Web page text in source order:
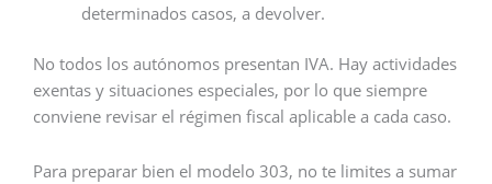
determinados casos, a devolver.
No todos los autónomos presentan IVA. Hay actividades
exentas y situaciones especiales, por lo que siempre
conviene revisar el régimen fiscal aplicable a cada caso.
Para preparar bien el modelo 303, no te limites a sumar